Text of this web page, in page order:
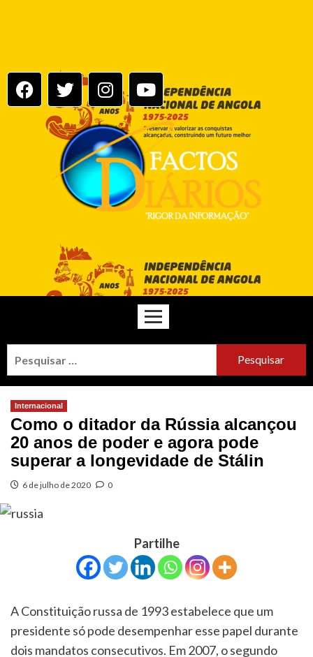
Internacional
Como o ditador da Rússia alcançou
20 anos de poder e agora pode
superar a longevidade de Stálin
6 de julho de 2020 0
Partilhe
A Constituição russa de 1993 estabelece que um
presidente só pode desempenhar esse papel durante
dois mandatos consecutivos. Em 2007, o segundo